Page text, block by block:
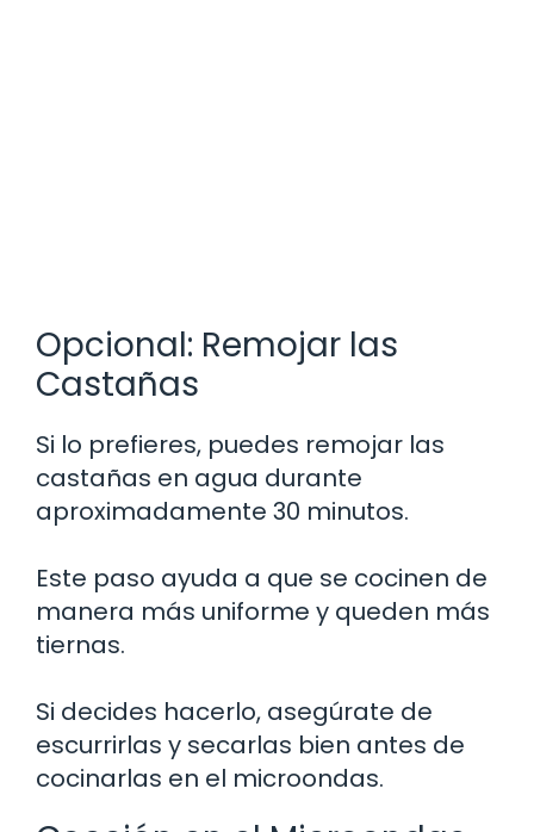
Opcional: Remojar las
Castañas
Si lo prefieres, puedes remojar las
castañas en agua durante
aproximadamente 30 minutos.
Este paso ayuda a que se cocinen de
manera más uniforme y queden más
tiernas.
Si decides hacerlo, asegúrate de
escurrirlas y secarlas bien antes de
cocinarlas en el microondas.